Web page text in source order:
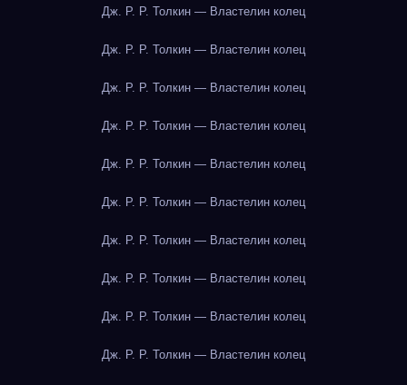
Дж. Р. Р. Толкин — Властелин колец
Дж. Р. Р. Толкин — Властелин колец
Дж. Р. Р. Толкин — Властелин колец
Дж. Р. Р. Толкин — Властелин колец
Дж. Р. Р. Толкин — Властелин колец
Дж. Р. Р. Толкин — Властелин колец
Дж. Р. Р. Толкин — Властелин колец
Дж. Р. Р. Толкин — Властелин колец
Дж. Р. Р. Толкин — Властелин колец
Дж. Р. Р. Толкин — Властелин колец